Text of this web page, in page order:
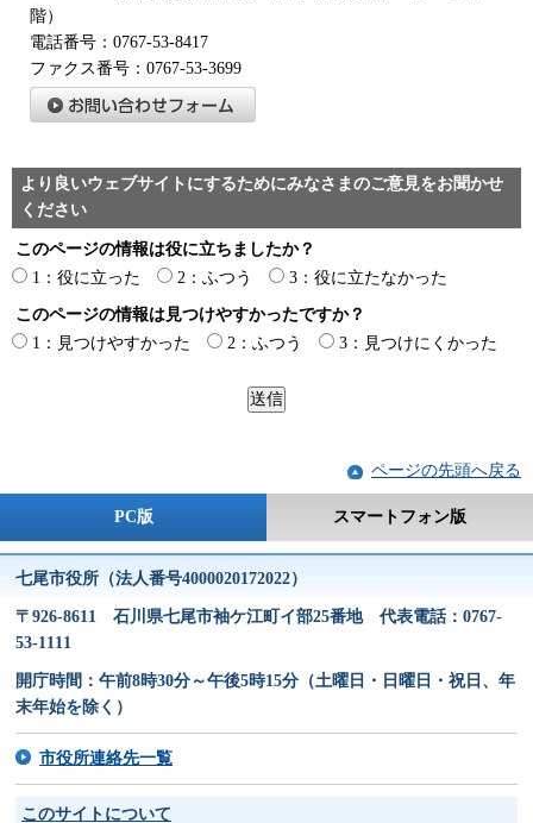
階）
電話番号：0767-53-8417
ファクス番号：0767-53-3699
より良いウェブサイトにするためにみなさまのご意見をお聞かせ
ください
このページの情報は役に立ちましたか？
1：役に立った
2：ふつう 3：役に立たなかった
このページの情報は見つけやすかったですか？
1：見つけやすかった
2：ふつう 3：見つけにくかった
ページの先頭へ戻る
PC版 スマートフォン版
七尾市役所（法人番号4000020172022）
〒926-8611 石川県七尾市袖ケ江町イ部25番地 代表電話：0767-
53-1111
開庁時間：午前8時30分～午後5時15分（土曜日・日曜日・祝日、年
末年始を除く）
市役所連絡先一覧
このサイトについて